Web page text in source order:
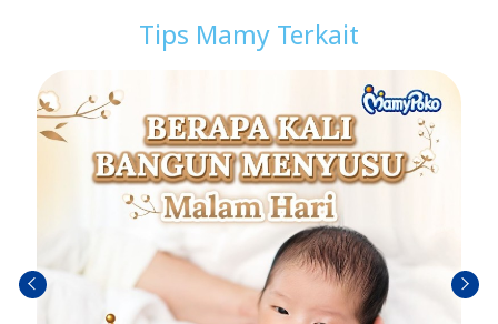
Tips Mamy Terkait
Sebel
umn
Berik
utny